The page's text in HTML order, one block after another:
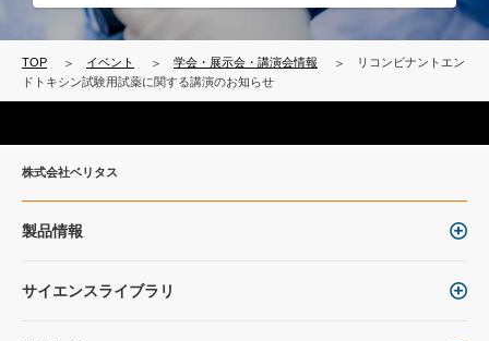
TOP イベント 学会・展示会・講演会情報
リコンビナントエン
ドトキシン試験用試薬に関する講演のお知らせ
株式会社ベリタス
製品情報
サイエンスライブラリ